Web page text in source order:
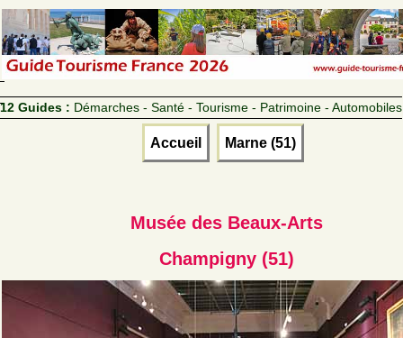
12 Guides : Démarches - Santé - Tourisme - Patrimoine - Automobiles
Accueil Marne (51)
Musée des Beaux-Arts
Champigny (51)